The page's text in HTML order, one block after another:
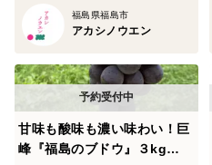
福島県福島市
アカシノウエン
甘味も酸味も濃い味わい！巨
峰『福島のブドウ』３kg